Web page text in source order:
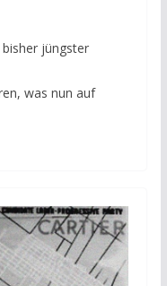
jüngster
was nun auf